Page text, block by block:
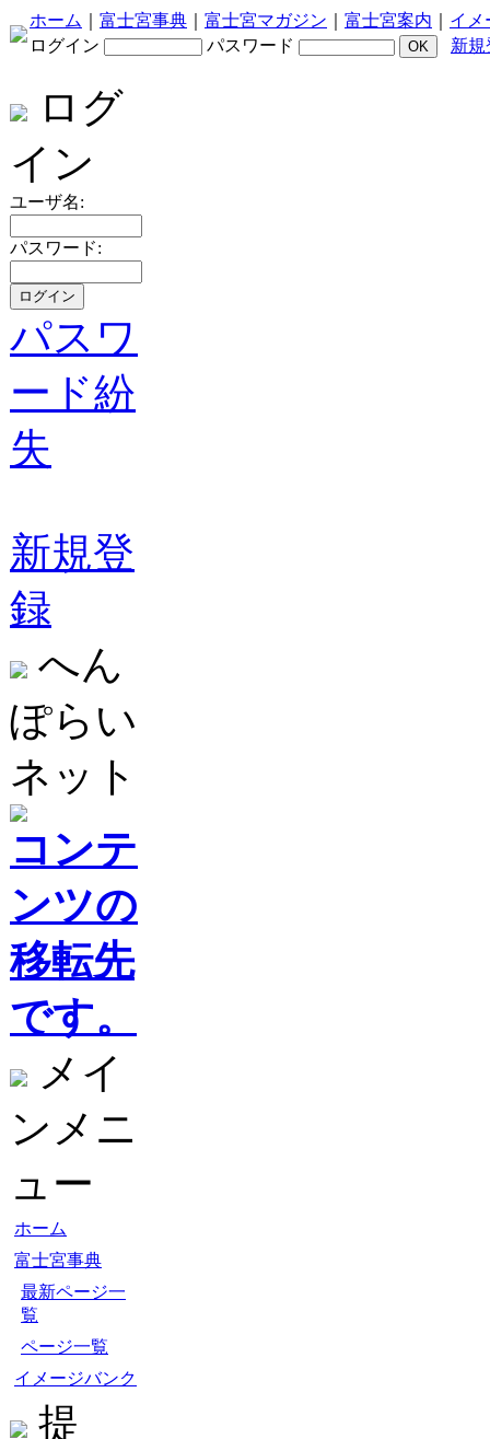
ホーム 富士宮事典 富士宮マガジン 富士宮案内
イメ
ログイン
パスワード 新規
ログ
イン
ユーザ名:
パスワード:
パスワ
ード紛
失
新規登
録
へん
ぽらい
ネット
コンテ
ンツの
移転先
です。
メイ
ンメニ
ュー
ホーム
富士宮事典
最新ページ一
覧
ページ一覧
イメージバンク
提